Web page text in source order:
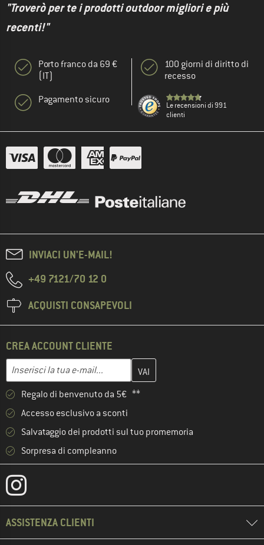
"Troverò per te i prodotti outdoor migliori e più
recenti!"
Porto franco da 69 €
(IT)
Pagamento sicuro
100 giorni di diritto di
recesso
Le recensioni di 991
clienti
INVIACI UN'E-MAIL!
+49 7121/70 12 0
ACQUISTI CONSAPEVOLI
CREA ACCOUNT CLIENTE
Indirizzo e-mail
Inserisci qui il tuo indirizzo e-mail e crea il tuo account cliente
Regalo di benvenuto da 5€ **
Accesso esclusivo a sconti
Salvataggio dei prodotti sul tuo promemoria
Sorpresa di compleanno
ASSISTENZA CLIENTI